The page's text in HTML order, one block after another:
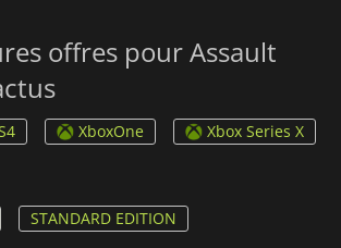
offres pour Assault
XboxOne
Xbox Series X
STANDARD EDITION